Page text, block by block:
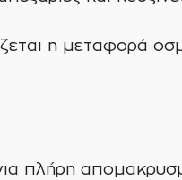
η μεταφορά
πλήρη